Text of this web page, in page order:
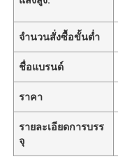
จำนวนสั่งซื้อขั้นต่ำ
ชื่อแบรนด์
ราคา
รายละเอียดการบรร
จุ